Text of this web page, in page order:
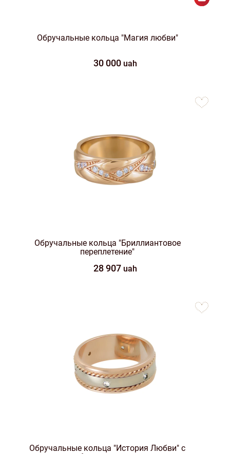
Обручальные кольца "Магия любви"
30 000 uah
Обручальные кольца "Бриллиантовое
переплетение"
28 907 uah
favorites
Обручальные кольца "История Любви" с
favorites